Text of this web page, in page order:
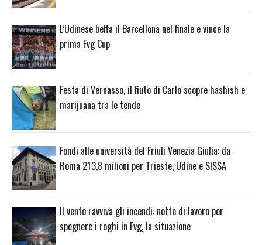
L’Udinese beffa il Barcellona nel finale e vince la
prima Fvg Cup
Festa di Vernasso, il fiuto di Carlo scopre hashish e
marijuana tra le tende
Fondi alle università del Friuli Venezia Giulia: da
Roma 213,8 milioni per Trieste, Udine e SISSA
Il vento ravviva gli incendi: notte di lavoro per
spegnere i roghi in Fvg, la situazione